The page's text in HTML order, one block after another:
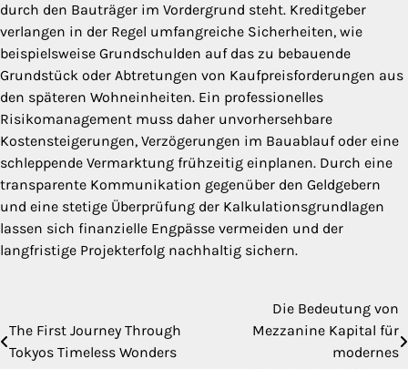
durch den Bauträger im Vordergrund steht. Kreditgeber
verlangen in der Regel umfangreiche Sicherheiten, wie
beispielsweise Grundschulden auf das zu bebauende
Grundstück oder Abtretungen von Kaufpreisforderungen aus
den späteren Wohneinheiten. Ein professionelles
Risikomanagement muss daher unvorhersehbare
Kostensteigerungen, Verzögerungen im Bauablauf oder eine
schleppende Vermarktung frühzeitig einplanen. Durch eine
transparente Kommunikation gegenüber den Geldgebern
und eine stetige Überprüfung der Kalkulationsgrundlagen
lassen sich finanzielle Engpässe vermeiden und der
langfristige Projekterfolg nachhaltig sichern.
navigation
The First Journey Through
Tokyos Timeless Wonders
Die Bedeutung von
Mezzanine Kapital für
modernes